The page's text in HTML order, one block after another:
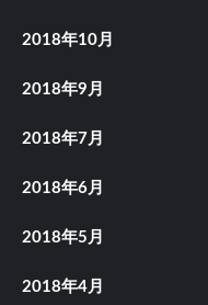
2018年10月
2018年9月
2018年7月
2018年6月
2018年5月
2018年4月